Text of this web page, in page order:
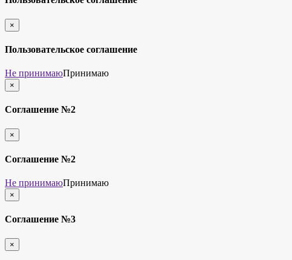
×
закрыть
Пользовательское соглашение
Не принимаюПринимаю
×
закрыть
Соглашение №2
×
закрыть
Соглашение №2
Не принимаюПринимаю
×
закрыть
Соглашение №3
×
закрыть